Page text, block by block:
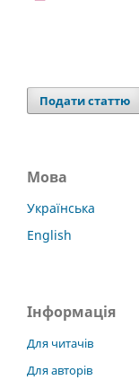
Подати статтю
Мова
Українська
English
Інформація
Для читачів
Для авторів